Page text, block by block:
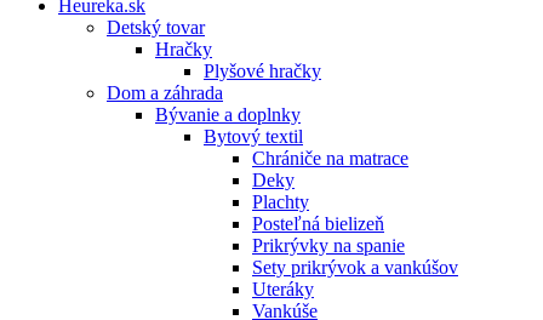
Heureka.sk
Detský tovar
Hračky
Plyšové hračky
Dom a záhrada
Bývanie a doplnky
Bytový textil
Chrániče na matrace
Deky
Plachty
Posteľná bielizeň
Prikrývky na spanie
Sety prikrývok a vankúšov
Uteráky
Vankúše